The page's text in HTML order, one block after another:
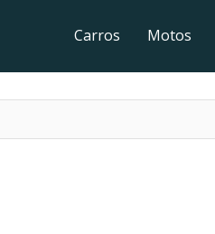
Carros Motos